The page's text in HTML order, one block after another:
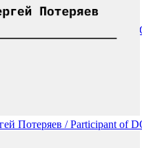
Потеряев / Participant of
Потеряев / Participant of